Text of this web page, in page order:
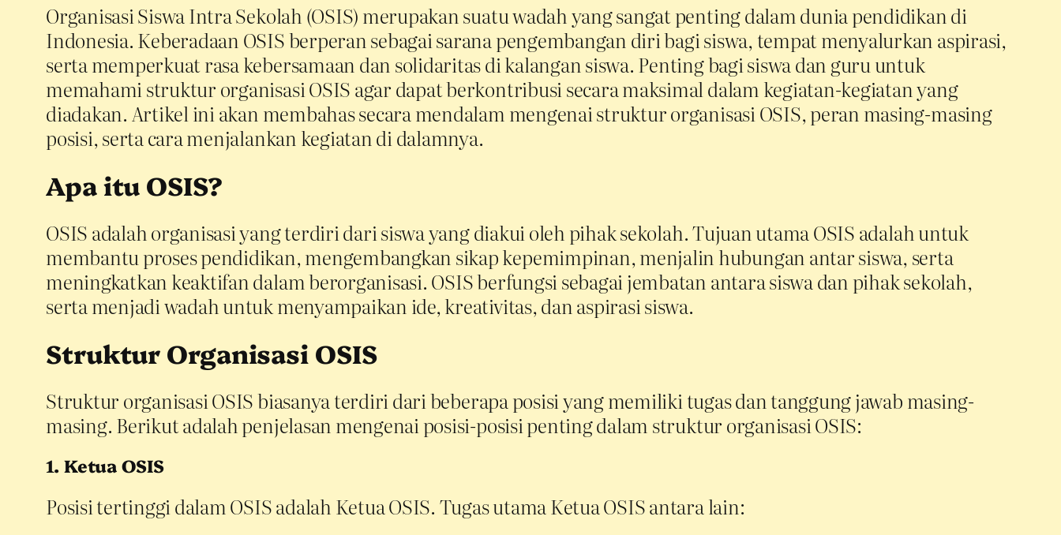
Organisasi Siswa Intra Sekolah (OSIS) merupakan suatu wadah yang sangat penting dalam dunia pendidikan di
Indonesia. Keberadaan OSIS berperan sebagai sarana pengembangan diri bagi siswa, tempat menyalurkan aspirasi,
serta memperkuat rasa kebersamaan dan solidaritas di kalangan siswa. Penting bagi siswa dan guru untuk
memahami struktur organisasi OSIS agar dapat berkontribusi secara maksimal dalam kegiatan-kegiatan yang
diadakan. Artikel ini akan membahas secara mendalam mengenai struktur organisasi OSIS, peran masing-masing
posisi, serta cara menjalankan kegiatan di dalamnya.
Apa itu OSIS?
OSIS adalah organisasi yang terdiri dari siswa yang diakui oleh pihak sekolah. Tujuan utama OSIS adalah untuk
membantu proses pendidikan, mengembangkan sikap kepemimpinan, menjalin hubungan antar siswa, serta
meningkatkan keaktifan dalam berorganisasi. OSIS berfungsi sebagai jembatan antara siswa dan pihak sekolah,
serta menjadi wadah untuk menyampaikan ide, kreativitas, dan aspirasi siswa.
Struktur Organisasi OSIS
Struktur organisasi OSIS biasanya terdiri dari beberapa posisi yang memiliki tugas dan tanggung jawab masing-
masing. Berikut adalah penjelasan mengenai posisi-posisi penting dalam struktur organisasi OSIS:
1. Ketua OSIS
Posisi tertinggi dalam OSIS adalah Ketua OSIS. Tugas utama Ketua OSIS antara lain: